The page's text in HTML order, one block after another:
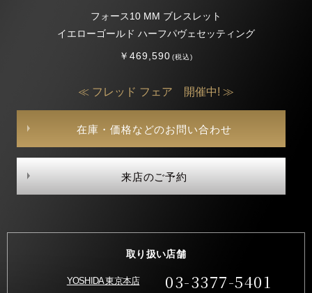
フォース10 MM ブレスレット
イエローゴールド ハーフパヴェセッティング
￥469,590(税込)
≪ フレッド フェア 開催中! ≫
在庫・価格などのお問い合わせ
来店のご予約
取り扱い店舗
YOSHIDA 東京本店 03-3377-5401